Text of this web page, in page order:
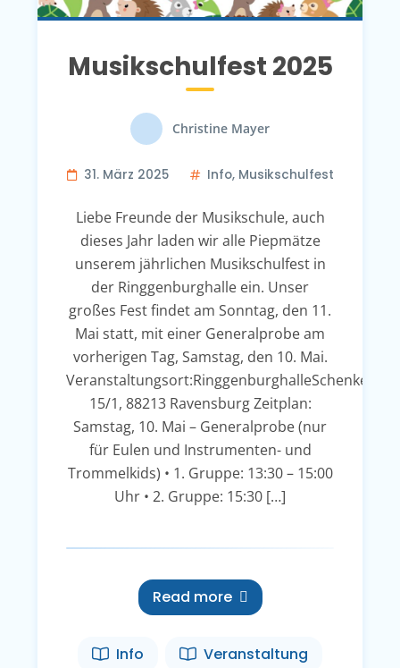
Musikschulfest 2025
Christine Mayer
31. März 2025 Info, Musikschulfest
Liebe Freunde der Musikschule, auch
dieses Jahr laden wir alle Piepmätze
unserem jährlichen Musikschulfest in
der Ringgenburghalle ein. Unser
großes Fest findet am Sonntag, den 11.
Mai statt, mit einer Generalprobe am
vorherigen Tag, Samstag, den 10. Mai.
15/1, 88213 Ravensburg Zeitplan:
Samstag, 10. Mai – Generalprobe (nur
für Eulen und Instrumenten- und
Trommelkids) • 1. Gruppe: 13:30 – 15:00
Uhr • 2. Gruppe: 15:30 […]
Read more
Info Veranstaltung